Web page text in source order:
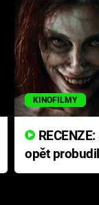
KINOFILMY
opět
přichází s